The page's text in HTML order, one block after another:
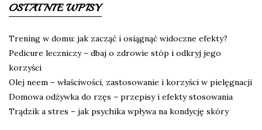
OSTATNIE WPISY
Trening w domu: jak zacząć i osiągnąć widoczne efekty?
Pedicure leczniczy – dbaj o zdrowie stóp i odkryj jego
korzyści
Olej neem – właściwości, zastosowanie i korzyści w pielęgnacji
Domowa odżywka do rzęs – przepisy i efekty stosowania
Trądzik a stres – jak psychika wpływa na kondycję skóry